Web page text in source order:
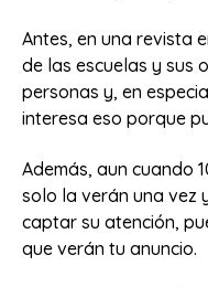
Antes, en una revista
de las escuelas y sus
personas y, en
interesa eso porque
Además, aun cuando
solo la verán una vez
captar su atención,
que verán tu anuncio.